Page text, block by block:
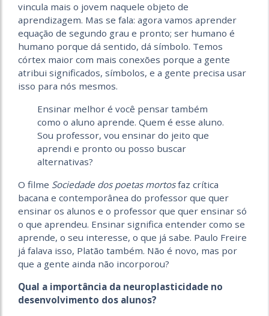
vincula mais o jovem naquele obje­to de
aprendizagem. Mas se fala: agora vamos aprender
equação de segundo grau e pronto; ser humano é
humano porque dá sentido, dá símbolo. Temos
córtex maior com mais conexões porque a gente
atribui significados, símbolos, e a gente precisa usar
isso para nós mesmos.
Ensinar melhor é você pensar também
como o aluno aprende. Quem é esse aluno.
Sou professor, vou ensinar do jeito que
aprendi e pronto ou posso buscar
alternativas?
O filme Sociedade dos poetas mortosfaz crítica
bacana e contemporânea do professor que quer
ensinar os alunos e o professor que quer ensinar só
o que aprendeu. Ensinar significa entender como se
aprende, o seu interesse, o que já sabe. Paulo Freire
já falava isso, Platão também. Não é novo, mas por
que a gente ainda não incorporou?
Qual a importância da neuroplasticidade no
desenvolvimento dos alunos?